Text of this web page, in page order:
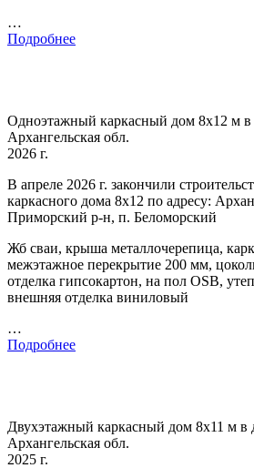
…
Подробнее
Одноэтажный каркасный дом 8х12 м в
Архангельская обл.
2026 г.
В апреле 2026 г. закончили
каркасного дома 8х12 по адресу:
Приморский р-н, п. Беломорский
Жб сваи, крыша металлочерепица,
межэтажное перекрытие 200 мм,
отделка гипсокартон, на пол OSB,
внешняя отделка виниловый
…
Подробнее
Двухэтажный каркасный дом 8х11 м в
Архангельская обл.
2025 г.